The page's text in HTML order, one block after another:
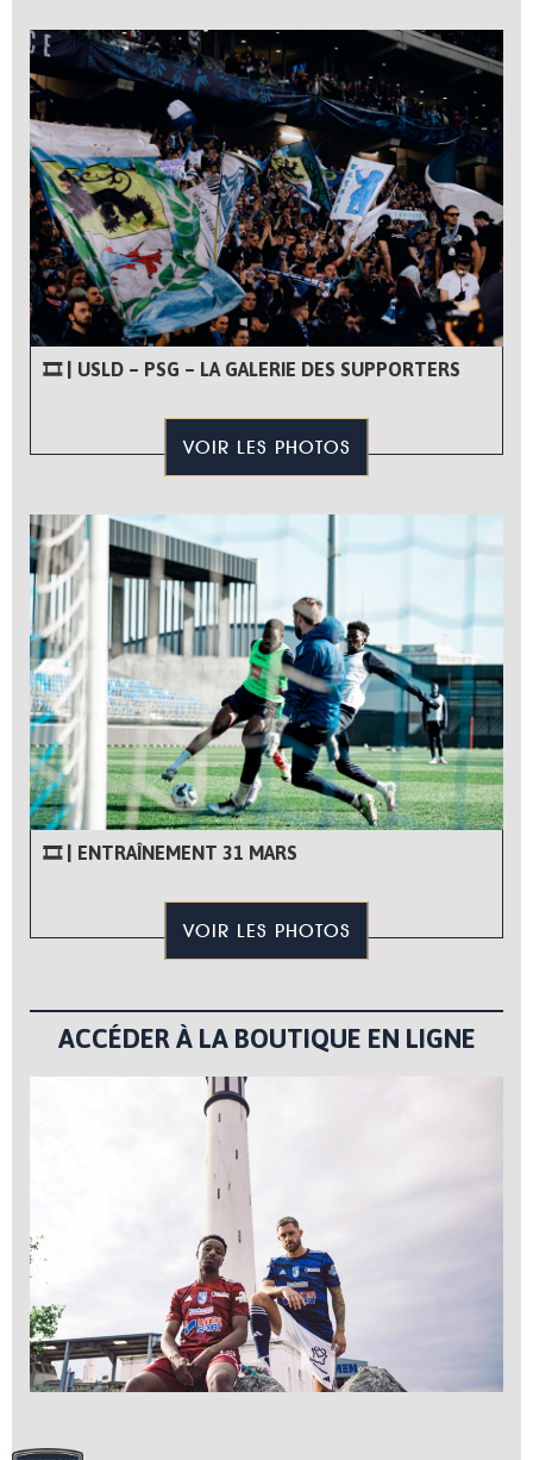
🎞 | USLD – PSG – LA GALERIE DES SUPPORTERS
VOIR LES PHOTOS
🎞 | ENTRAÎNEMENT 31 MARS
VOIR LES PHOTOS
ACCÉDER À LA BOUTIQUE EN LIGNE